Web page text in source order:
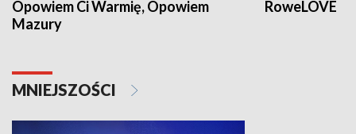
Opowiem Ci Warmię, Opowiem
Mazury
RoweLOVE
MNIEJSZOŚCI